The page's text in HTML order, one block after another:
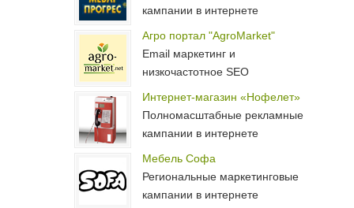
кампании в интернете
Агро портал "AgroMarket"
Email маркетинг и
низкочастотное SEO
Интернет-магазин «Нофелет»
Полномасштабные рекламные
кампании в интернете
Мебель Софа
Региональные маркетинговые
кампании в интернете